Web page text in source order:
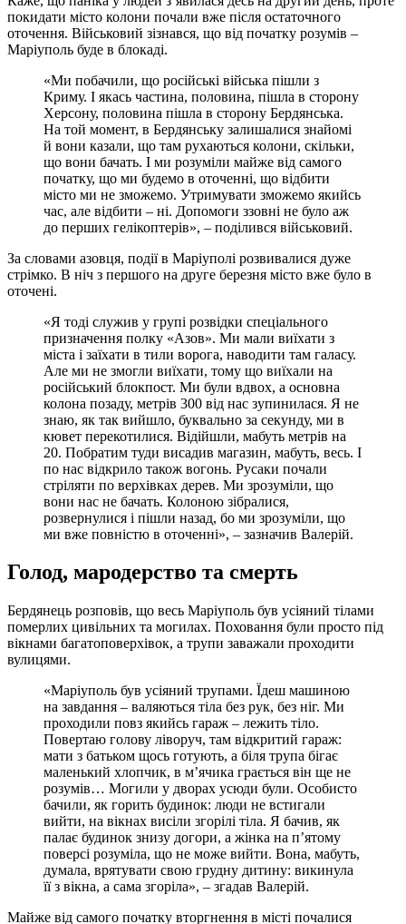
покидати місто колони почали вже після остаточного
оточення. Військовий зізнався, що від початку розумів –
Маріуполь буде в блокаді.
«Ми побачили, що російські війська пішли з
Криму. І якась частина, половина, пішла в сторону
Херсону, половина пішла в сторону Бердянська.
На той момент, в Бердянську залишалися знайомі
й вони казали, що там рухаються колони, скільки,
що вони бачать. І ми розуміли майже від самого
початку, що ми будемо в оточенні, що відбити
місто ми не зможемо. Утримувати зможемо якийсь
час, але відбити – ні. Допомоги ззовні не було аж
до перших гелікоптерів», – поділився військовий.
За словами азовця, події в Маріуполі розвивалися дуже
стрімко. В ніч з першого на друге березня місто вже було в
оточені.
«Я тоді служив у групі розвідки спеціального
призначення полку «Азов». Ми мали виїхати з
міста і заїхати в тили ворога, наводити там галасу.
Але ми не змогли виїхати, тому що виїхали на
російський блокпост. Ми були вдвох, а основна
колона позаду, метрів 300 від нас зупинилася. Я не
знаю, як так вийшло, буквально за секунду, ми в
кювет перекотилися. Відійшли, мабуть метрів на
20. Побратим туди висадив магазин, мабуть, весь. І
по нас відкрило також вогонь. Русаки почали
стріляти по верхівках дерев. Ми зрозуміли, що
вони нас не бачать. Колоною зібралися,
розвернулися і пішли назад, бо ми зрозуміли, що
ми вже повністю в оточенні», – зазначив Валерій.
Голод, мародерство та смерть
Бердянець розповів, що весь Маріуполь був усіяний тілами
померлих цивільних та могилах. Поховання були просто під
вікнами багатоповерхівок, а трупи заважали проходити
вулицями.
«Маріуполь був усіяний трупами. Їдеш машиною
на завдання – валяються тіла без рук, без ніг. Ми
проходили повз якийсь гараж – лежить тіло.
Повертаю голову ліворуч, там відкритий гараж:
мати з батьком щось готують, а біля трупа бігає
маленький хлопчик, в м’ячика грається він ще не
розумів… Могили у дворах усюди були. Особисто
бачили, як горить будинок: люди не встигали
вийти, на вікнах висіли згорілі тіла. Я бачив, як
палає будинок знизу догори, а жінка на п’ятому
поверсі розуміла, що не може вийти. Вона, мабуть,
думала, врятувати свою грудну дитину: викинула
її з вікна, а сама згоріла», – згадав Валерій.
Майже від самого початку вторгнення в місті почалися